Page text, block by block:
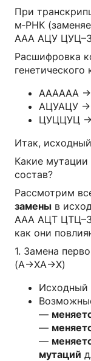
При
м‑РНК
ААА АЦУ
Расшифровка
генетического
АААААА →
АЦУАЦУ →
ЦУЦЦУЦ →
Итак,
Какие
состав?
Рассмотрим
замены в
ААА АЦТ
как они
1. Замена
(А→XА→X)
—
—
—
мутаций